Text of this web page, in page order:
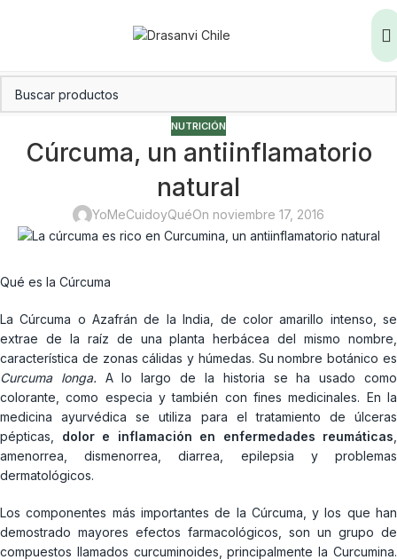
NUTRICIÓN
Cúrcuma, un antiinflamatorio
natural
YoMeCuidoyQuéOn noviembre 17, 2016
Qué es la Cúrcuma
La Cúrcuma o Azafrán de la India, de color amarillo intenso, se
extrae de la raíz de una planta herbácea del mismo nombre,
característica de zonas cálidas y húmedas. Su nombre botánico es
Curcuma longa. A lo largo de la historia se ha usado como
colorante, como especia y también con fines medicinales. En la
medicina ayurvédica se utiliza para el tratamiento de úlceras
pépticas, dolor e inflamación en enfermedades reumáticas
amenorrea, dismenorrea, diarrea, epilepsia y problemas
dermatológicos.
Los componentes más importantes de la Cúrcuma, y los que han
demostrado mayores efectos farmacológicos, son un grupo de
compuestos llamados curcuminoides, principalmente la Curcumina.